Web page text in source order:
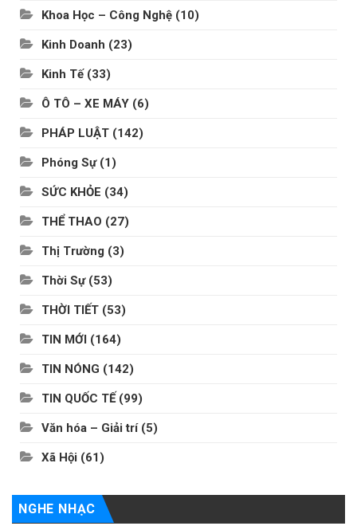
Khoa Học – Công Nghệ (10)
Kinh Doanh (23)
Kinh Tế (33)
Ô TÔ – XE MÁY (6)
PHÁP LUẬT (142)
Phóng Sự(1)
SỨC KHỎE (34)
THỂ THAO (27)
Thị Trường (3)
Thời Sự(53)
THỜI TIẾT (53)
TIN MỚI (164)
TIN NÓNG (142)
TIN QUỐC TẾ (99)
Văn hóa – Giải trí(5)
Xã Hội (61)
NGHE NHẠC